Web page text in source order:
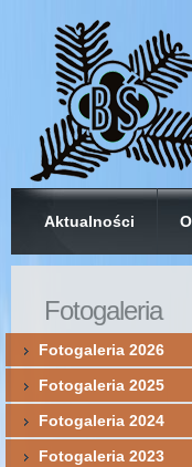
Aktualności
Fotogaleria
Fotogaleria 2026
Fotogaleria 2025
Fotogaleria 2024
Fotogaleria 2023